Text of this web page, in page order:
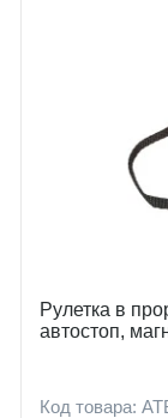
Рулетка в
автостоп,
Код товара: